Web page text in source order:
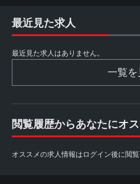
最近見た求人
最近見た求人はありません。
一覧を
閲覧履歴からあなたにオ
オススメの求人情報はログイン後に閲